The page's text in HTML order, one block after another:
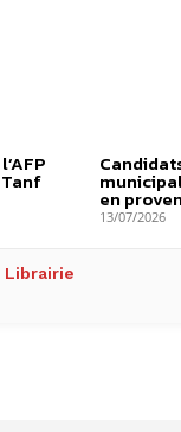
en
13/07/2026
Librairie